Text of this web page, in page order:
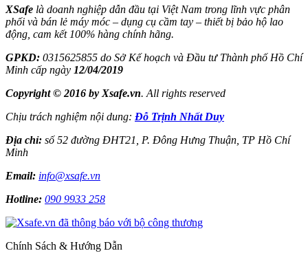
XSafe là doanh nghiệp dẫn đầu tại Việt Nam trong lĩnh vực phân
phối và bán lẻ máy móc – dụng cụ cầm tay – thiết bị bảo hộ lao
động, cam kết 100% hàng chính hãng.
GPKD: 0315625855 do Sở Kế hoạch và Đầu tư Thành phố Hồ Chí
Minh cấp ngày 12/04/2019
Copyright © 2016 by Xsafe.vn. All rights reserved
Chịu trách nghiệm nội dung: Đỗ Trịnh Nhất Duy
Địa chỉ: số 52 đường ĐHT21, P. Đông Hưng Thuận, TP Hồ Chí
Minh
Email: info@xsafe.vn
Hotline: 090 9933 258
Chính Sách & Hướng Dẫn